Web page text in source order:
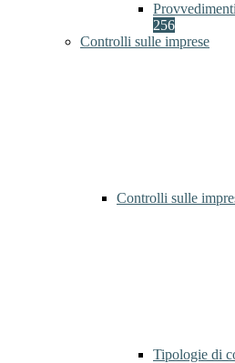
256
Controlli sulle imprese
Controlli sulle
Tipologie di